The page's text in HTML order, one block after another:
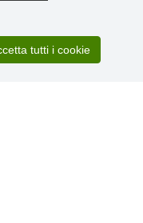
tutti i cookie